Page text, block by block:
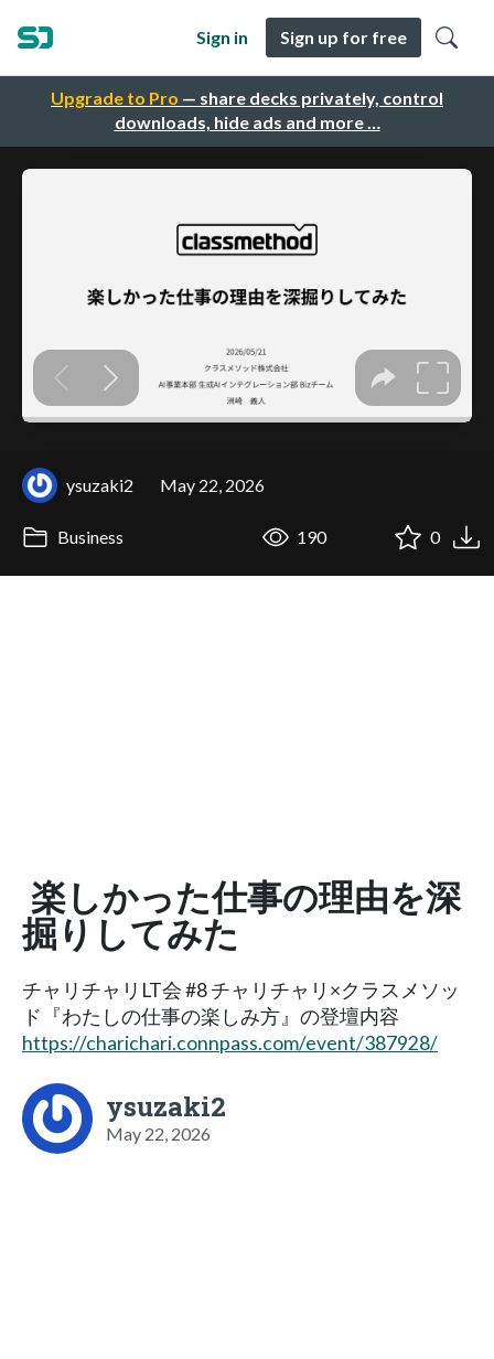
Upgrade to Pro — share decks privately, control
downloads, hide ads and more …
Sign in Sign up for free
ysuzaki2 May 22, 2026
Business 190 0
楽しかった仕事の理由を深
掘りしてみた
チャリチャリLT会 #8 チャリチャリ×クラスメソッ
ド『わたしの仕事の楽しみ方』の登壇内容
https://charichari.connpass.com/event/387928/
ysuzaki2
May 22, 2026